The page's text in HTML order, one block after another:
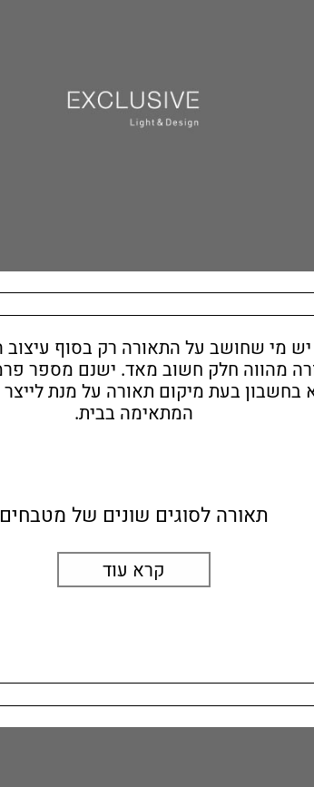
מי שחושב על התאורה רק בסוף
מהווה חלק חשוב מאד. ישנם מספר
בחשבון בעת מיקום תאורה על מנת לייצר
המתאימה בבית.
תאורה לסוגים שונים של מטבחים
קרא עוד